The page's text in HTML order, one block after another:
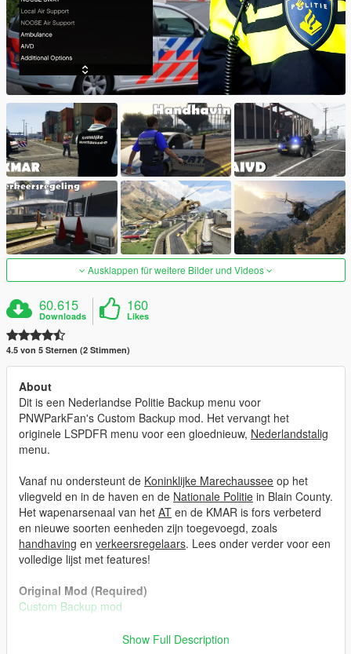
Ausklappen für weitere Bilder und Videos
60.615
Downloads
160
Likes
4.5 von 5 Sternen (2 Stimmen)
About
Dit is een Nederlandse Politie Backup menu voor
PNWParkFan's Custom Backup mod. Het vervangt het
originele LSPDFR menu voor een gloednieuw, Nederlandstalig
menu.
Vanaf nu ondersteunt de Koninklijke Marechaussee op het
vliegveld en in de haven en de Nationale Politie in Blain County.
Het wapenarsenaal van het AT en de KMAR is fors verbeterd
en nieuwe soorten eenheden zijn toegevoegd, zoals
handhaving en verkeersregelaars. Lees onder verder voor een
volledige lijst met features!
Original Mod (Required)
Custom Backup mod
Show Full Description